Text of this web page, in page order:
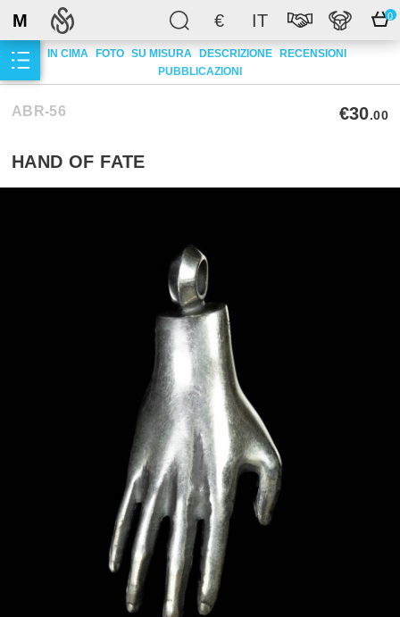
€ IT 0
M
IN CIMA FOTO SU MISURA DESCRIZIONE
RECENSIONI
PUBBLICAZIONI
ABR-56 €30.00
HAND OF FATE